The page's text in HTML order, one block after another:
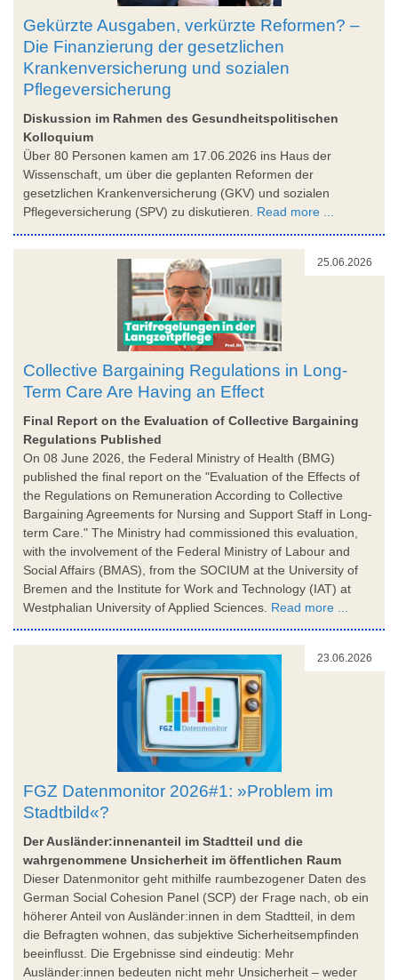
Gekürzte Ausgaben, verkürzte Reformen? –
Die Finanzierung der gesetzlichen
Krankenversicherung und sozialen
Pflegeversicherung
Diskussion im Rahmen des Gesundheitspolitischen
Kolloquium
Über 80 Personen kamen am 17.06.2026 ins Haus der
Wissenschaft, um über die geplanten Reformen der
gesetzlichen Krankenversicherung (GKV) und sozialen
Pflegeversicherung (SPV) zu diskutieren. Read more ...
25.06.2026
Collective Bargaining Regulations in Long-
Term Care Are Having an Effect
Final Report on the Evaluation of Collective Bargaining
Regulations Published
On 08 June 2026, the Federal Ministry of Health (BMG)
published the final report on the "Evaluation of the Effects of
the Regulations on Remuneration According to Collective
Bargaining Agreements for Nursing and Support Staff in Long-
term Care." The Ministry had commissioned this evaluation,
with the involvement of the Federal Ministry of Labour and
Social Affairs (BMAS), from the SOCIUM at the University of
Bremen and the Institute for Work and Technology (IAT) at
Westphalian University of Applied Sciences. Read more ...
23.06.2026
FGZ Datenmonitor 2026#1: »Problem im
Stadtbild«?
Der Ausländer:innenanteil im Stadtteil und die
wahrgenommene Unsicherheit im öffentlichen Raum
Dieser Datenmonitor geht mithilfe raumbezogener Daten des
German Social Cohesion Panel (SCP) der Frage nach, ob ein
höherer Anteil von Ausländer:innen in dem Stadtteil, in dem
die Befragten wohnen, das subjektive Sicherheitsempfinden
beeinflusst. Die Ergebnisse sind eindeutig: Mehr
Ausländer:innen bedeuten nicht mehr Unsicherheit – weder